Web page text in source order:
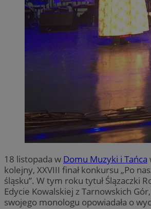
18 listopada w Domu Muzyki i Tańca
kolejny, XXVIII finał konkursu „Po
śląsku”. W tym roku tytuł Ślązaczki
Edycie Kowalskiej z Tarnowskich
swojego monologu opowiadała o